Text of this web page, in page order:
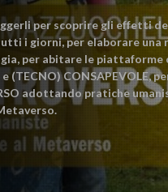
per scoprire gli effetti
i giorni, per elaborare una
per abitare le piattaforme
(TECNO) CONSAPEVOLE,
adottando pratiche